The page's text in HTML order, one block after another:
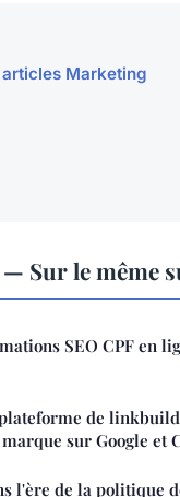
Marketing
Sur le même
SEO CPF en
de
sur Google et
l'ère de la politique